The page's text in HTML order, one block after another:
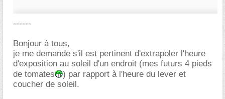
------
Bonjour à tous,
je me demande s'il est pertinent d'extrapoler l'heure
d'exposition au soleil d'un endroit (mes futurs 4 pieds
de tomates
) par rapport à l'heure du lever et
coucher de soleil.